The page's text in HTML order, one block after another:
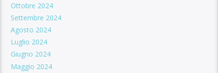
Ottobre 2024
Settembre 2024
Agosto 2024
Luglio 2024
Giugno 2024
Maggio 2024